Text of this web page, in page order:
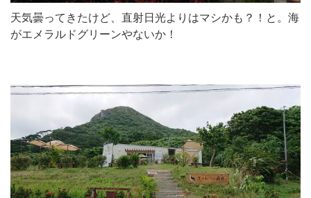
天気曇ってきたけど、直射日光よりはマシかも？！と。海
がエメラルドグリーンやないか！